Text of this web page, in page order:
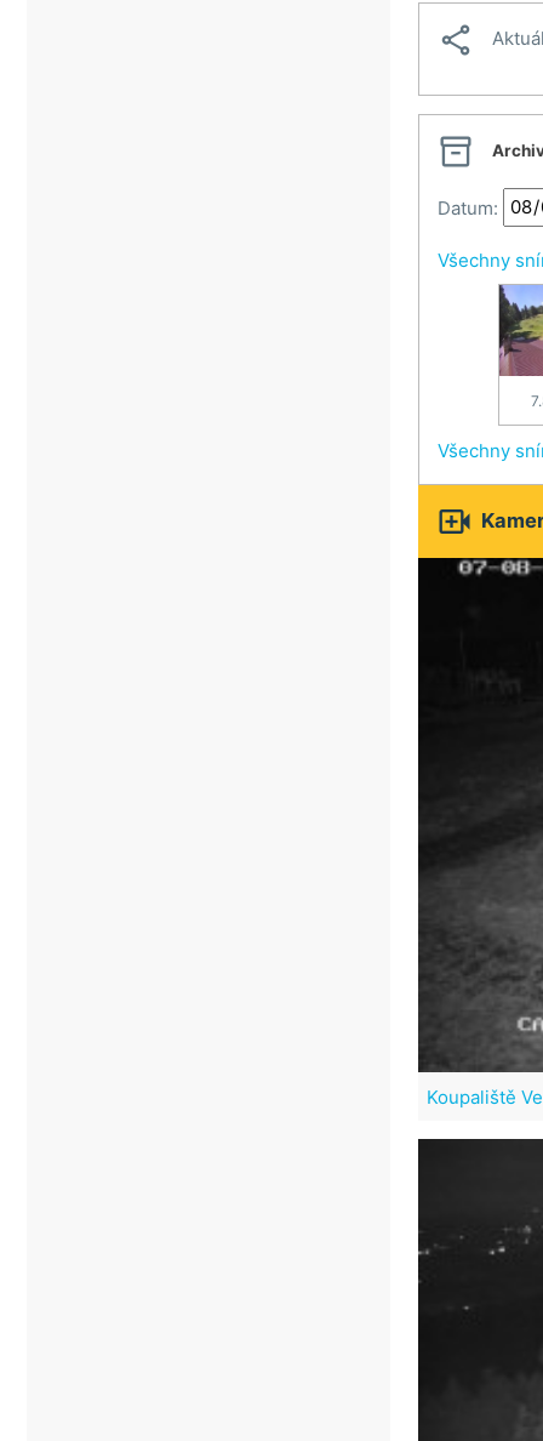


Datum:
Všechny
Všechny

Koupaliště